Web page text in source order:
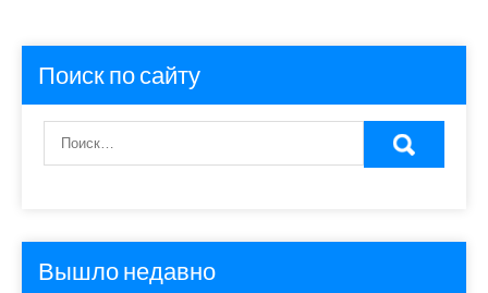
Поиск по сайту
Вышло недавно